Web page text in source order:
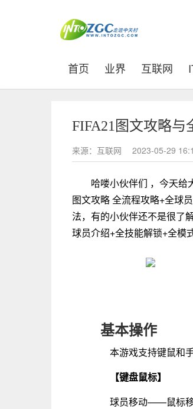
首页 (current)
业界 互联网
FIFA21图文攻略
来源：互联网 2023-05-29
哈喽小伙伴们 ，今天给
图文攻略 全流程攻略+全球
法，有的小伙伴还不是很了
球员介绍+全技能解锁+全模
基本操作
本游戏支持键鼠和手
【键盘鼠标】
球员移动——鼠标